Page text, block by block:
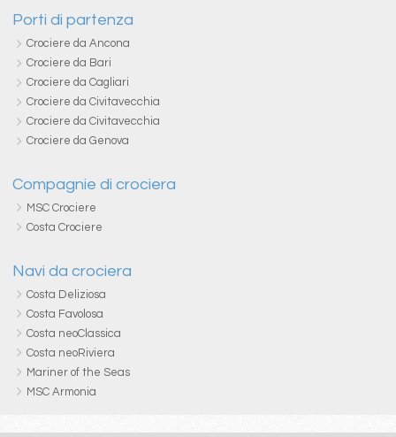
Porti di partenza
Crociere da Ancona
Crociere da Bari
Crociere da Cagliari
Crociere da Civitavecchia
Crociere da Civitavecchia
Crociere da Genova
Compagnie di crociera
MSC Crociere
Costa Crociere
Navi da crociera
Costa Deliziosa
Costa Favolosa
Costa neoClassica
Costa neoRiviera
Mariner of the Seas
MSC Armonia